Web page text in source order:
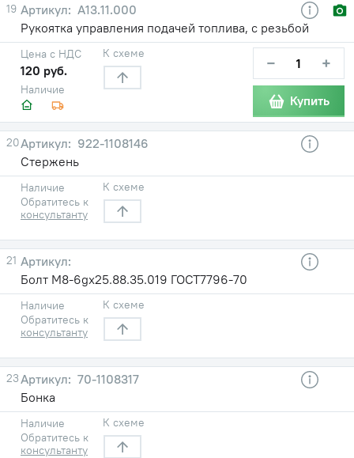
19
А13.11.000
Рукоятка управления подачей топлива, с резьбой
Наличие
Цена с НДС
120 руб.
К схеме − +
Купить
20
922-1108146
Стержень
Наличие
Обратитесь к
консультанту
К схеме
21
Болт М8-6gх25.88.35.019 ГОСТ7796-70
Наличие
Обратитесь к
консультанту
К схеме
23
70-1108317
Бонка
Наличие
Обратитесь к
консультанту
К схеме